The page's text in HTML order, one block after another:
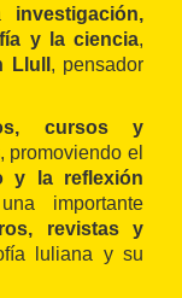
investigación,
y la ciencia,
Llull , pensador
cursos y
promoviendo el
y la reflexión
importante
revistas y
luliana y su